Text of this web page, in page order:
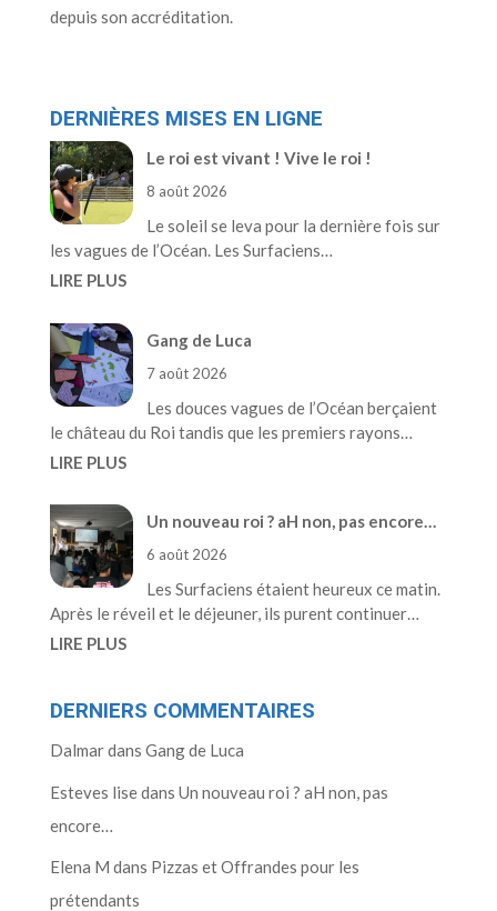
depuis son accréditation.
DERNIÈRES MISES EN LIGNE
Le roi est vivant ! Vive le roi !
8 août 2026
Le soleil se leva pour la dernière fois sur
les vagues de l’Océan. Les Surfaciens…
LIRE PLUS
Gang de Luca
7 août 2026
Les douces vagues de l’Océan berçaient
le château du Roi tandis que les premiers rayons…
LIRE PLUS
Un nouveau roi ? aH non, pas encore…
6 août 2026
Les Surfaciens étaient heureux ce matin.
Après le réveil et le déjeuner, ils purent continuer…
LIRE PLUS
DERNIERS COMMENTAIRES
Dalmardans Gang de Luca
Esteves lisedans Un nouveau roi ? aH non, pas
encore…
Elena M dans Pizzas et Offrandes pour les
prétendants